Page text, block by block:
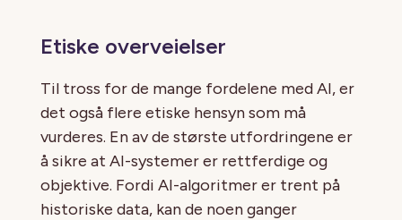
Etiske overveielser
Til tross for de mange fordelene med AI, er
det også flere etiske hensyn som må
vurderes. En av de største utfordringene er
å sikre at AI-systemer er rettferdige og
objektive. Fordi AI-algoritmer er trent på
historiske data, kan de noen ganger